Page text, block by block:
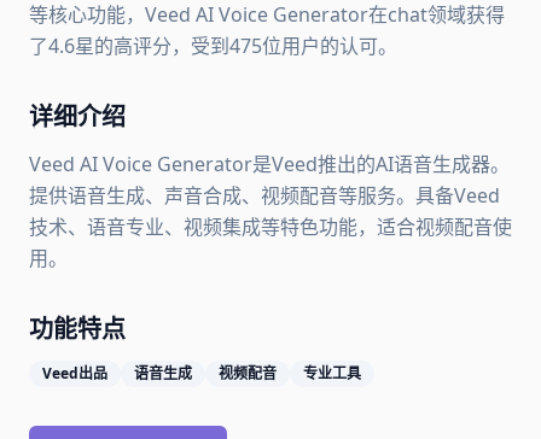
等核心功能，Veed AI Voice Generator在chat领域获得
了4.6星的高评分，受到475位用户的认可。
详细介绍
Veed AI Voice Generator是Veed推出的AI语音生成器。
提供语音生成、声音合成、视频配音等服务。具备Veed
技术、语音专业、视频集成等特色功能，适合视频配音使
用。
功能特点
Veed出品 语音生成 视频配音 专业工具